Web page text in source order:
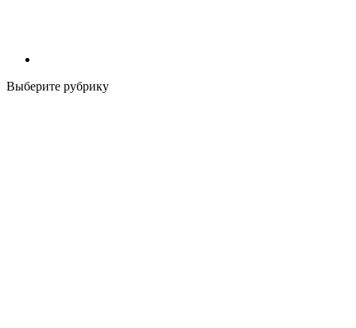
Выберите рубрику